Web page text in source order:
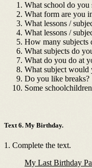
What school do you
What form are you
What lessons /
What lessons /
How many subjects
What subjects do
What do you do at
What subject would
Do you like breaks?
Some
Text 6. My Birthday.
1. Complete the text.
My Last Birthday